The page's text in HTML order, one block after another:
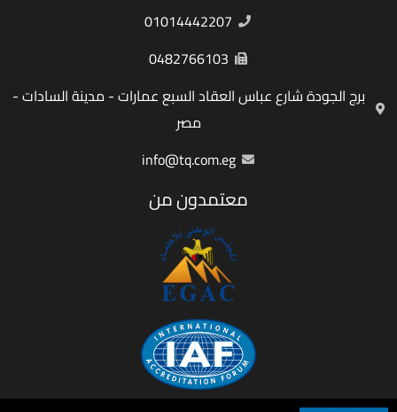
01014442207
0482766103
برج الجودة شارع عباس العقاد السبع عمارات - مدينة السادات -
مصر
info@tq.com.eg
معتمدون من